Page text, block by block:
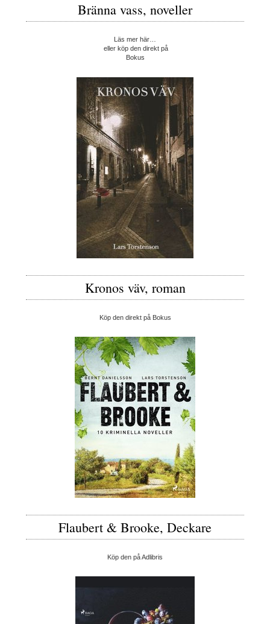
Bränna vass, noveller
Läs mer här…
eller köp den direkt på
Bokus
Kronos väv, roman
Köp den direkt på Bokus
Flaubert & Brooke, Deckare
Köp den på Adlibris